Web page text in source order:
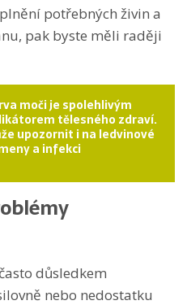
potřebných živin a
pak byste měli raději
moči je spolehlivým
tělesného zdraví.
upozornit i na ledvinové
a infekci
důsledkem
nebo nedostatku